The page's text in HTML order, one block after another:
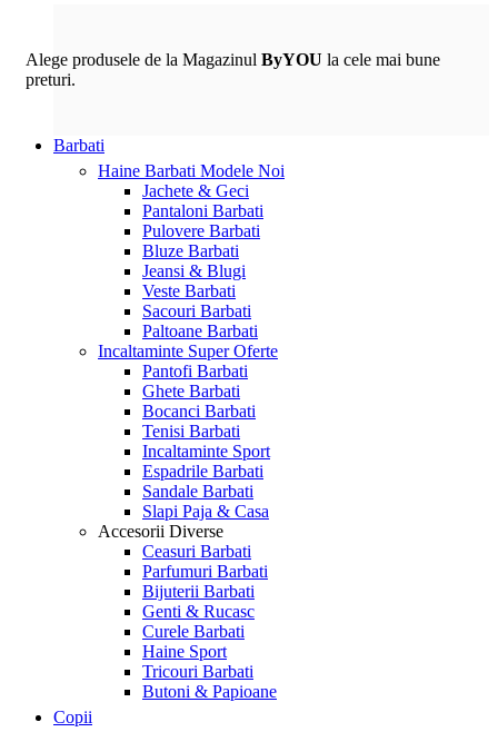
Alege produsele de la Magazinul ByYOU la cele mai bune
preturi.
Barbati
Haine Barbati Modele Noi
Jachete & Geci
Pantaloni Barbati
Pulovere Barbati
Bluze Barbati
Jeansi & Blugi
Veste Barbati
Sacouri Barbati
Paltoane Barbati
Incaltaminte Super Oferte
Pantofi Barbati
Ghete Barbati
Bocanci Barbati
Tenisi Barbati
Incaltaminte Sport
Espadrile Barbati
Sandale Barbati
Slapi Paja & Casa
Accesorii Diverse
Ceasuri Barbati
Parfumuri Barbati
Bijuterii Barbati
Genti & Rucasc
Curele Barbati
Haine Sport
Tricouri Barbati
Butoni & Papioane
Copii